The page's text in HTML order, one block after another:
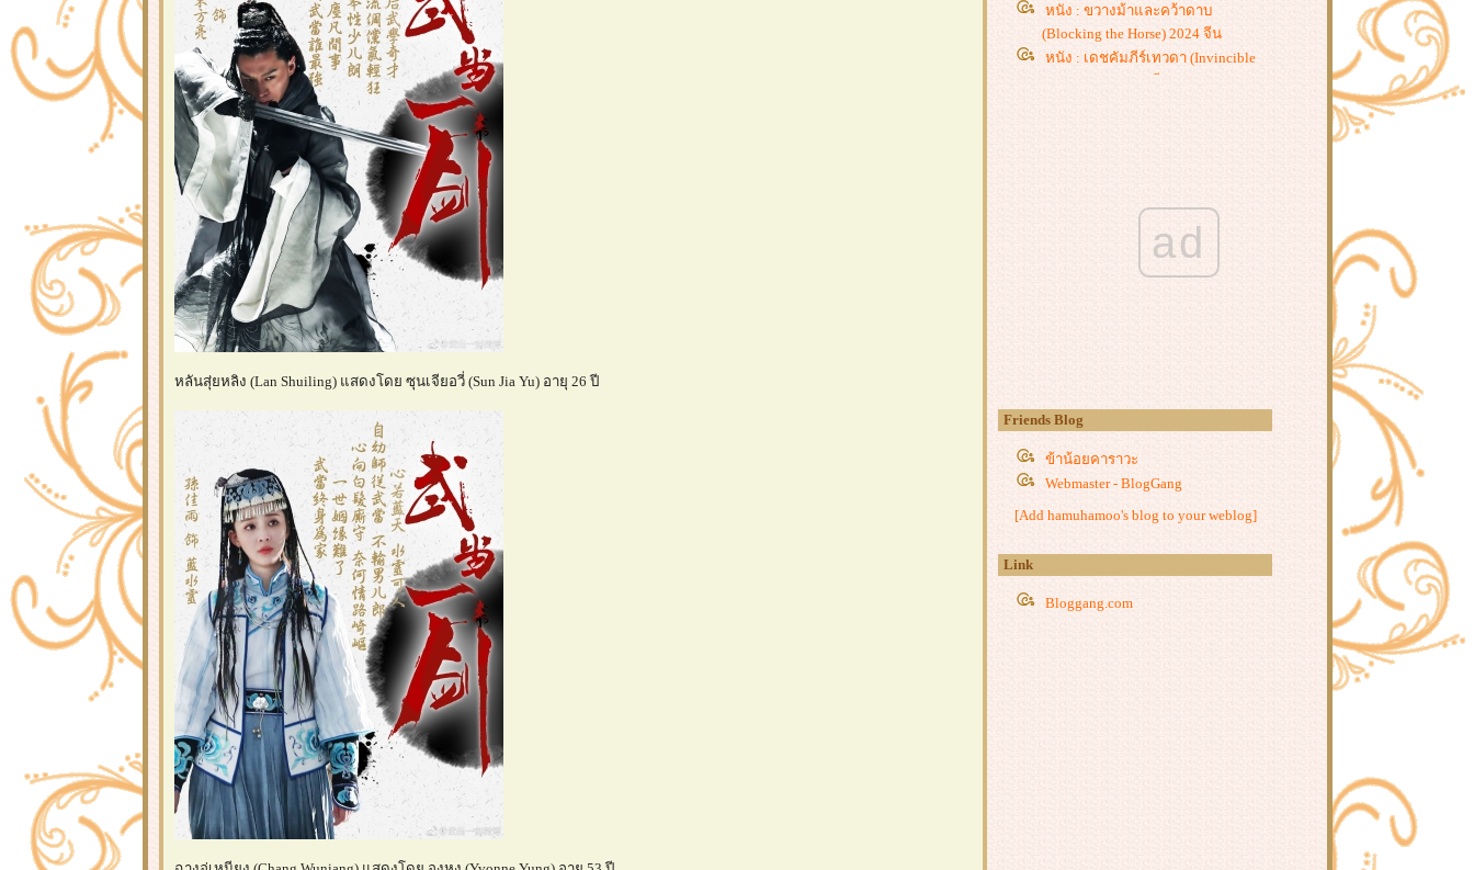
หลันสุ่ยหลิง (Lan Shuiling) แสดงโดย ซุนเจียอวี่ (Sun Jia Yu) อายุ 26 ปี
หนัง : ขวางม้าและคว้าดาบ
(Blocking the Horse) 2024 จีน
หนัง : เดชคัมภีร์เทวดา (Invincible
Swordsman) 2025 จีน
หนัง : การทำลายฝิ่นที่หูหมืน
(Destruction of Opium at Humen)
หนัง : เขาวงกตซ่อนมังกร (Detective
River) 2025 จีน
Wanted Detective) 2025 จีน
หนังจีนชุด : บันทึกหิมะแห่งรุ่งอรุณ
(Coroner's Diary) 2025 จีน
(Detective Dee: The Ghosts in Weird
Town) 2025 จีน
หนัง : สัประยุทธ์ทะลุฟ้า 3: ขจัดความ
ad
Friends Blog
ข้าน้อยคาราวะ
Webmaster - BlogGang
[Add hamuhamoo's blog to your weblog]
Link
Bloggang.com